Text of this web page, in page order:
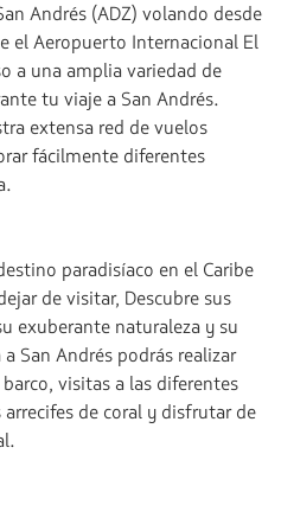
Andrés (ADZ) volando desde
el Aeropuerto Internacional El
a una amplia variedad de
tu viaje a San Andrés.
extensa red de vuelos
fácilmente diferentes
paradisíaco en el Caribe
de visitar, Descubre sus
exuberante naturaleza y su
San Andrés podrás realizar
visitas a las diferentes
de coral y disfrutar de